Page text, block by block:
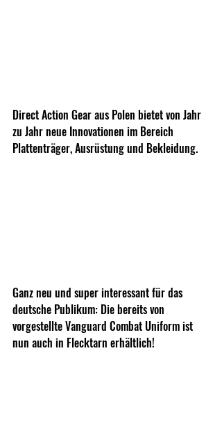
Direct Action Gear aus Polen bietet von Jahr
zu Jahr neue Innovationen im Bereich
Plattenträger, Ausrüstung und Bekleidung.
Ganz neu und super interessant für das
deutsche Publikum: Die bereits von
vorgestellte Vanguard Combat Uniform ist
nun auch in Flecktarn erhältlich!